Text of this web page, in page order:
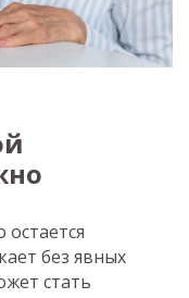
остается
без явных
стать